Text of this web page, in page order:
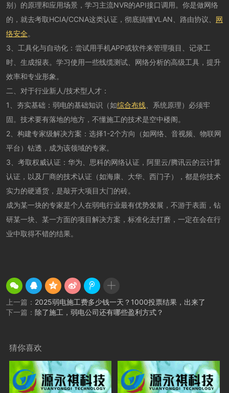
别）的原理和应用场景，学习主流NVR的API接口调用。你是做网络
的，就去考取HCIA/CCNA这类认证，彻底搞懂VLAN、路由协议、 网
络安全。
3、工具化与自动化：尝试用手机APP或软件来管理项目、记录工
时、生成报表。学习使用一些线缆测试、网络分析的高级工具，提升
效率和专业形象。
二、对于行业新人/技术型人才：
1、夯实基础：弱电的基础知识（如综合布线 、系统原理）必须牢
固。技术要有落地的地方，不懂施工的技术是空中楼阁。
2、构建专家级解决方案：选择1-2个方向（如网络、音视频、物联网
平台）钻透，成为该领域的专家。
3、考取权威认证：华为、思科的网络认证，阿里云/腾讯云的云计算
认证，以及厂商的技术认证（如海康、大华、西门子），都是你技术
实力的硬通货，是敲开大项目大门的砖。
成为某一块的专家是个人在弱电行业最有优势发展，不游于表面，钻
研某一块、某一方面的项目解决方案，标准化去打磨，一定在会在行
业中取得不错的结果。
上一篇： 2025弱电施工费多少钱一天？1000投票结果，出来了
下一篇： 除了施工，弱电公司还有哪些盈利方式？
猜你喜欢